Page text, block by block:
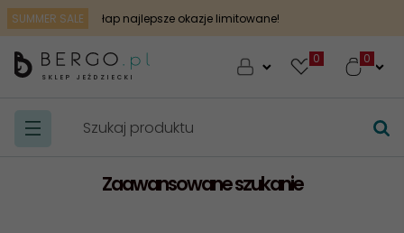
SUMMER SALE łap najlepsze okazje limitowane!
SKLEP JEŹDZIECKI
0
Zaawansowane szukanie